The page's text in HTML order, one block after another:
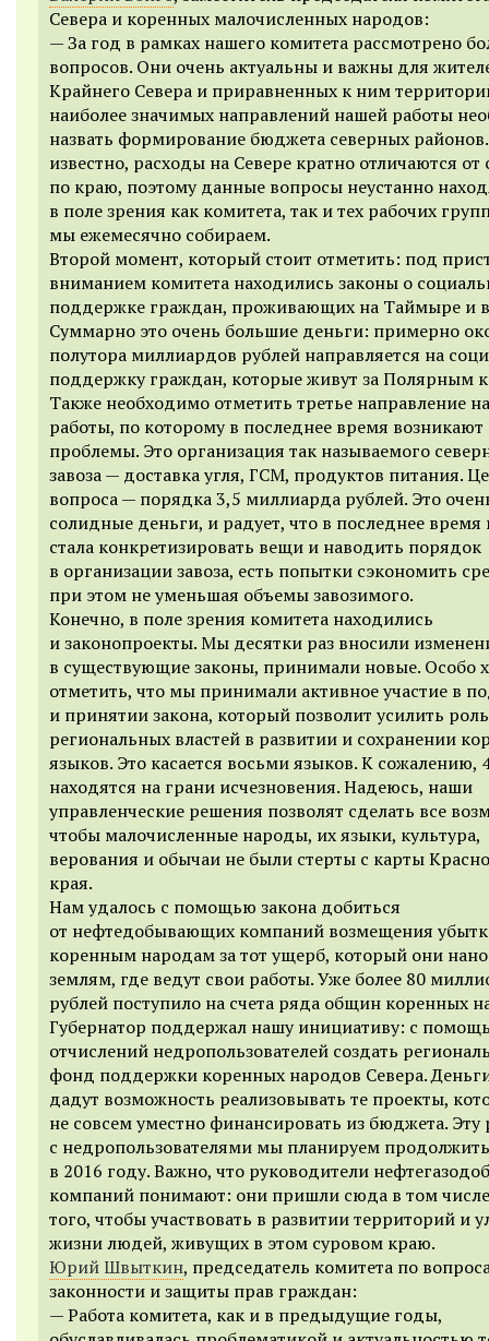
Севера и коренных малочисленных народов:
— За год в рамках нашего комитета рассмотрено
вопросов. Они очень актуальны и важны для
Крайнего Севера и приравненных к ним
наиболее значимых направлений нашей работы
назвать формирование бюджета северных
известно, расходы на Севере кратно отличаются от
по краю, поэтому данные вопросы неустанно
в поле зрения как комитета, так и тех рабочих
мы ежемесячно собираем.
Второй момент, который стоит отметить: под
вниманием комитета находились законы о
поддержке граждан, проживающих на Таймыре и
Суммарно это очень большие деньги: примерно
полутора миллиардов рублей направляется на
поддержку граждан, которые живут за Полярным
Также необходимо отметить третье направление
работы, по которому в последнее время возникают
проблемы. Это организация так называемого
завоза — доставка угля, ГСМ, продуктов питания.
вопроса — порядка 3,5 миллиарда рублей. Это
солидные деньги, и радует, что в последнее время
стала конкретизировать вещи и наводить порядок
в организации завоза, есть попытки сэкономить
при этом не уменьшая объемы завозимого.
Конечно, в поле зрения комитета находились
и законопроекты. Мы десятки раз вносили
в существующие законы, принимали новые. Особо
отметить, что мы принимали активное участие в
и принятии закона, который позволит усилить роль
региональных властей в развитии и сохранении
языков. Это касается восьми языков. К сожалению,
находятся на грани исчезновения. Надеюсь, наши
управленческие решения позволят сделать все
чтобы малочисленные народы, их языки, культура,
верования и обычаи не были стерты с карты
края.
Нам удалось с помощью закона добиться
от нефтедобывающих компаний возмещения
коренным народам за тот ущерб, который они
землям, где ведут свои работы. Уже более 80
рублей поступило на счета ряда общин коренных
Губернатор поддержал нашу инициативу: с
отчислений недропользователей создать
фонд поддержки коренных народов Севера.
дадут возможность реализовывать те проекты,
не совсем уместно финансировать из бюджета. Эту
с недропользователями мы планируем продолжить
в 2016 году. Важно, что руководители
компаний понимают: они пришли сюда в том
того, чтобы участвовать в развитии территорий и
жизни людей, живущих в этом суровом краю.
Юрий Швыткин, председатель комитета по
законности и защиты прав граждан:
— Работа комитета, как и в предыдущие годы,